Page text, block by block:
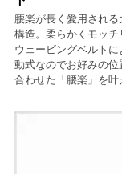
腰楽が長く愛用され
構造。柔らかくモッ
ウェービングベルト
動式なのでお好みの
合わせた「腰楽」を叶